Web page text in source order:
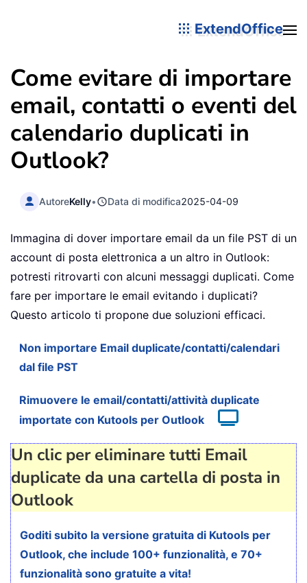
ExtendOffice
Come evitare di importare
email, contatti o eventi del
calendario duplicati in
Outlook?
AutoreKelly• Data di modifica2025-04-09
Immagina di dover importare email da un file PST di un
account di posta elettronica a un altro in Outlook:
potresti ritrovarti con alcuni messaggi duplicati. Come
fare per importare le email evitando i duplicati?
Questo articolo ti propone due soluzioni efficaci.
Non importare Email duplicate/contatti/calendari
dal file PST
Rimuovere le email/contatti/attività duplicate
importate con Kutools per Outlook
Un clic per eliminare tutti Email
duplicate da una cartella di posta in
Outlook
Goditi subito la versione gratuita di Kutools per
Outlook, che include 100+ funzionalità, e 70+
funzionalità sono gratuite a vita!